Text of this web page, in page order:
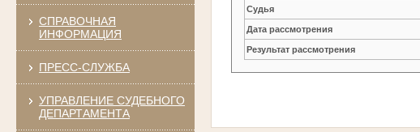
СПРАВОЧНАЯ
ИНФОРМАЦИЯ
ПРЕСС-СЛУЖБА
УПРАВЛЕНИЕ СУДЕБНОГО
ДЕПАРТАМЕНТА
Судья
Дата рассмотрения
Результат рассмотрения